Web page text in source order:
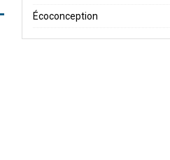
Écoconception